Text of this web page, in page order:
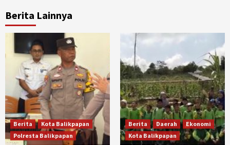
Berita Lainnya
Berita
Kota Balikpapan
Polresta Balikpapan
Berita Daerah
Ekonomi
Kota Balikpapan